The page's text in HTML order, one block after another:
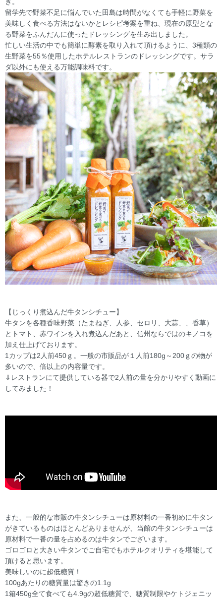
き。
留学先で野菜不足に悩んでいた田島は時間がなくても手軽に野菜を
美味しく食べる方法はないかとレシピ考案を重ね、現在の原型とな
る野菜をふんだんに使ったドレッシングを生み出しました。
忙しい生活の中でも簡単に酵素を取り入れて頂けるように、3種類の
生野菜を55％使用したホテルレストランのドレッシングです。サラ
ダ以外にも使える万能調味料です。
【じっくり煮込んだ牛タンシチュー】
牛タンを各種香味野菜（たまねぎ、人参、セロリ、大蒜、、香草）
とトマト、赤ワインを入れ煮込んだあと、信州ならではのキノコを
加え仕上げております。
1カップは2人前450ｇ。一般の市販品が１人前180g～200ｇの物が
多いので、倍以上の内容量です。
⇓レストランにて提供している器で2人前の量を分かりやすく動画に
してみました！
また、一般的な市販の牛タンシチューは原材料の一番初めに牛タン
がきているものはほとんどありませんが、当館の牛タンシチューは
原材料で一番の量を占めるのは牛タンでございます。
ゴロゴロと大きい牛タンでご自宅でもホテルクオリティを堪能して
頂けると思います。
美味しいのに超低糖質！
100gあたりの糖質量は驚きの1.1g
1箱450g全て食べても4.9gの超低糖質で、糖質制限やケトジェニッ